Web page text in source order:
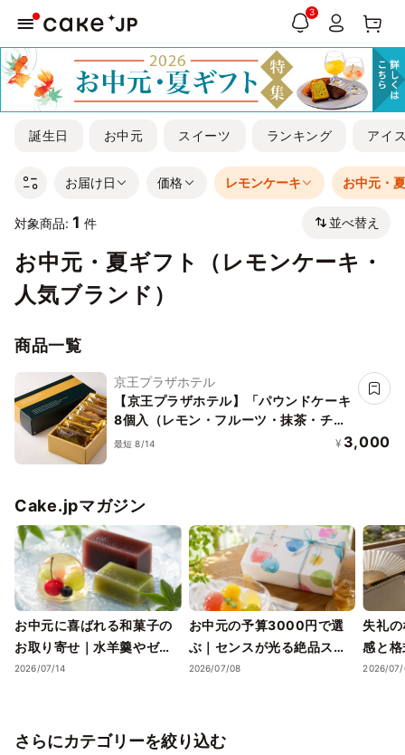
3
誕生日 お中元 スイーツ ランキング アイ
お届け日 価格 レモンケーキ お中元・
対象商品: 1 件 並べ替え
お中元・夏ギフト（レモンケーキ・
人気ブランド）
商品一覧
京王プラザホテル
【京王プラザホテル】「パウンドケーキ
8個入（レモン・フルーツ・抹茶・チェ
リー＆ポピーシード）
最短 8/14 ¥ 3,000
Cake.jpマガジン
お中元に喜ばれる和菓子の
お取り寄せ｜水羊羹やゼリ
ーで涼を届ける夏ギフト
2026/07/14
お中元の予算3000円で選
ぶ｜センスが光る絶品スイ
ーツギフトと失敗しない選
2026/07/08
失礼
感と
ツギフ
2026/07/
さらにカテゴリーを絞り込む